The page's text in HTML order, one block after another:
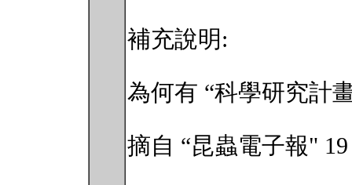
補充說明:
為何有 “科學研究計
摘自 “昆蟲電子報"